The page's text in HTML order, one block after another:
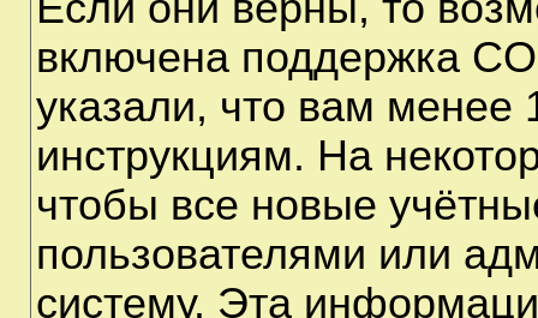
включена поддержка
указали, что вам менее
инструкциям. На
чтобы все новые
пользователями или
систему. Эта